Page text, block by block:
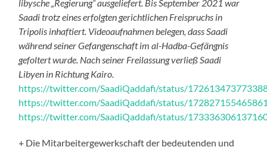
libysche „Regierung“ ausgeliefert. Bis September 2021 war
Saadi trotz eines erfolgten gerichtlichen Freispruchs in
Tripolis inhaftiert. Videoaufnahmen belegen, dass Saadi
während seiner Gefangenschaft im al-Hadba-Gefängnis
gefoltert wurde. Nach seiner Freilassung verließ Saadi
Libyen in Richtung Kairo.
https://twitter.com/SaadiQaddafi/status/
https://twitter.com/SaadiQaddafi/status/
https://twitter.com/SaadiQaddafi/status/
+ Die Mitarbeitergewerkschaft der bedeutenden und